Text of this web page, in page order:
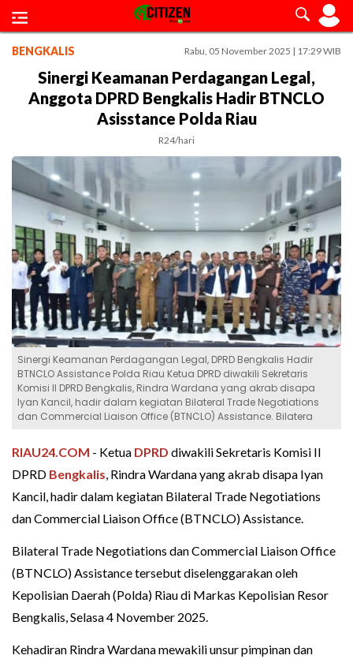
BENGKALIS Rabu, 05 November 2025 | 17:29 WIB
Sinergi Keamanan Perdagangan Legal,
Anggota DPRD Bengkalis Hadir BTNCLO
Asisstance Polda Riau
R24/hari
Sinergi Keamanan Perdagangan Legal, DPRD Bengkalis Hadir
BTNCLO Assistance Polda Riau Ketua DPRD diwakili Sekretaris
Komisi II DPRD Bengkalis, Rindra Wardana yang akrab disapa
Iyan Kancil, hadir dalam kegiatan Bilateral Trade Negotiations
dan Commercial Liaison Office (BTNCLO) Assistance. Bilatera
RIAU24.COM - Ketua DPRD diwakili Sekretaris Komisi II
DPRD Bengkalis, Rindra Wardana yang akrab disapa Iyan
Kancil, hadir dalam kegiatan Bilateral Trade Negotiations
dan Commercial Liaison Office (BTNCLO) Assistance.
Bilateral Trade Negotiations dan Commercial Liaison Office
(BTNCLO) Assistance tersebut diselenggarakan oleh
Kepolisian Daerah (Polda) Riau di Markas Kepolisian Resor
Bengkalis, Selasa 4 November 2025.
Kehadiran Rindra Wardana mewakili unsur pimpinan dan